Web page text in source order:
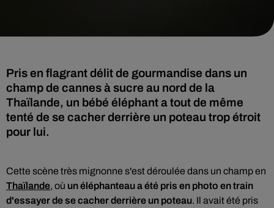
Pris en flagrant délit de gourmandise dans un
champ de cannes à sucre au nord de la
Thaïlande, un bébé éléphant a tout de même
tenté de se cacher derrière un poteau trop étroit
pour lui.
Cette scène très mignonne s'est déroulée dans un champ en
Thaïlande, où unéléphanteau a été pris en photo en train
d'essayer de se cacher derrière un poteau. Il avait été pris